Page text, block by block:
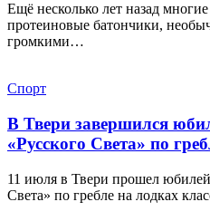
Ещё несколько лет назад
протеиновые батончики,
громкими…
Спорт
В Твери завершился
«Русского Света» по
11 июля в Твери прошел
Света» по гребле на лодках